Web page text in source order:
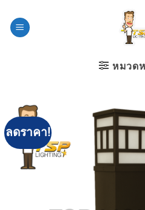
หมวด
ลดราคา!